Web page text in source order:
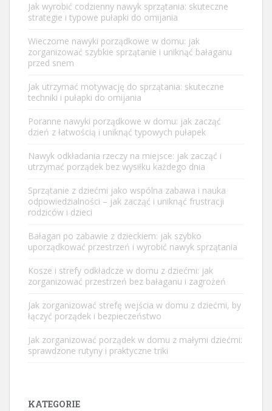
Jak wyrobić codzienny nawyk sprzątania: skuteczne
strategie i typowe pułapki do omijania
Wieczorne nawyki porządkowe w domu: jak
zorganizować szybkie sprzątanie i uniknąć bałaganu
przed snem
Jak utrzymać motywację do sprzątania: skuteczne
techniki i pułapki do omijania
Poranne nawyki porządkowe w domu: jak zacząć
dzień z łatwością i uniknąć typowych pułapek
Nawyk odkładania rzeczy na miejsce: jak zacząć i
utrzymać porządek bez wysiłku każdego dnia
Sprzątanie z dziećmi jako wspólna zabawa i nauka
odpowiedzialności – jak zacząć i uniknąć frustracji
rodziców i dzieci
Bałagan po zabawie z dzieckiem: jak szybko
uporządkować przestrzeń i wyrobić nawyk sprzątania
Kosze i strefy odkładcze w domu z dziećmi: jak
zorganizować przestrzeń bez bałaganu i zagrożeń
Jak zorganizować strefę wejścia w domu z dziećmi, by
łączyć porządek i bezpieczeństwo
Jak zorganizować porządek w domu z małymi dziećmi:
sprawdzone rutyny i praktyczne triki
KATEGORIE